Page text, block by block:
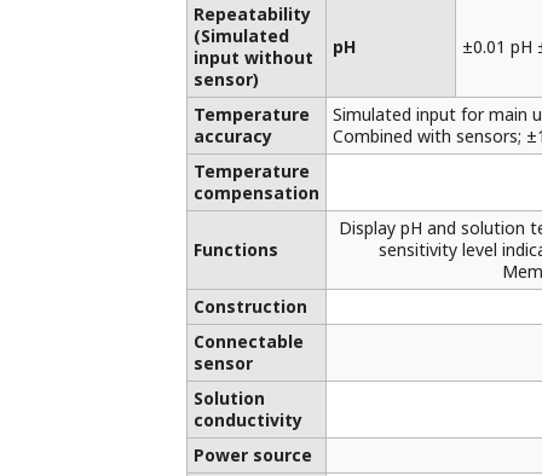
Repeatability
(Simulated
input without
sensor)
pH ±0.01 pH
Temperature
accuracy
Simulated input for main
Combined with sensors;
Temperature
compensation
Functions
Display pH and solution
sensitivity level
Construction
Connectable
sensor
Solution
conductivity
Power source